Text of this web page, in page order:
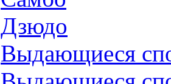
Дзюдо
Выдающиеся